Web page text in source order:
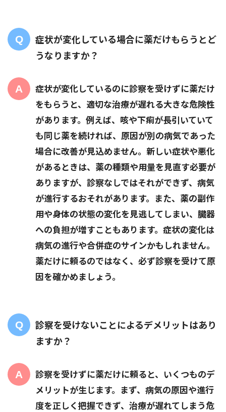
症状が変化している場合に薬だけもらうとど
うなりますか？
症状が変化しているのに診察を受けずに薬だけ
をもらうと、適切な治療が遅れる大きな危険性
があります。例えば、咳や下痢が長引いていて
も同じ薬を続ければ、原因が別の病気であった
場合に改善が見込めません。新しい症状や悪化
があるときは、薬の種類や用量を見直す必要が
ありますが、診察なしではそれができず、病気
が進行するおそれがあります。また、薬の副作
用や身体の状態の変化を見逃してしまい、臓器
への負担が増すこともあります。症状の変化は
病気の進行や合併症のサインかもしれません。
薬だけに頼るのではなく、必ず診察を受けて原
因を確かめましょう。
診察を受けないことによるデメリットはあり
ますか？
診察を受けずに薬だけに頼ると、いくつものデ
メリットが生じます。まず、病気の原因や進行
度を正しく把握できず、治療が遅れてしまう危